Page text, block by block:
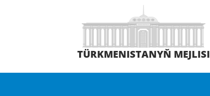
TÜRKMENISTANYŇ MEJLISI